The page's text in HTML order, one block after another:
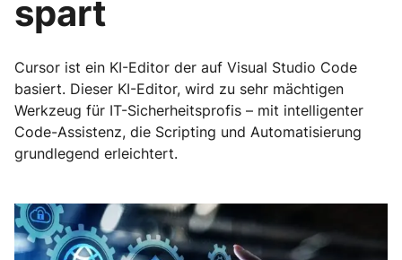
spart
Cursor ist ein KI-Editor der auf Visual Studio Code
basiert. Dieser KI-Editor, wird zu sehr mächtigen
Werkzeug für IT-Sicherheitsprofis – mit intelligenter
Code-Assistenz, die Scripting und Automatisierung
grundlegend erleichtert.